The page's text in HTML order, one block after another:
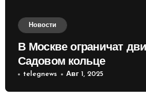
Новости
В Москве ограничат
Садовом кольце
telegnews Авг 1, 2025